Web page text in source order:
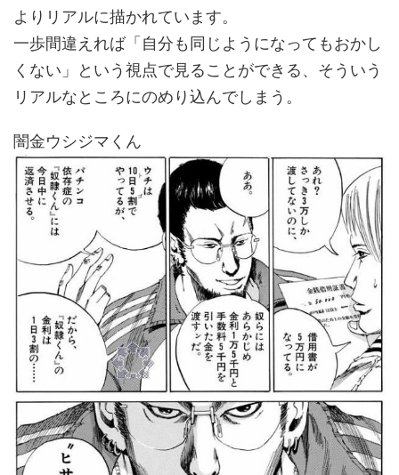
よりリアルに描かれています。
一歩間違えれば「自分も同じようになってもおかし
くない」という視点で見ることができる、そういう
リアルなところにのめり込んでしまう。
闇金ウシジマくん